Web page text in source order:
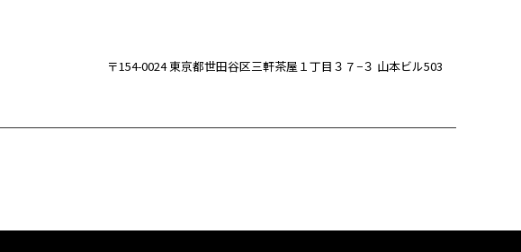
〒154-0024 東京都世田谷区三軒茶屋１丁目３７−３ 山本ビル503